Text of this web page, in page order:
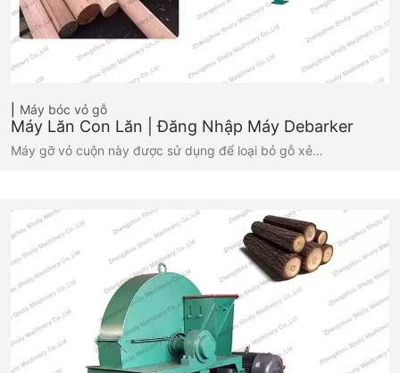
Máy bóc vỏ gỗ
Máy Lăn Con Lăn | Đăng Nhập Máy Debarker
Máy gỡ vỏ cuộn này được sử dụng để loại bỏ gỗ xẻ…